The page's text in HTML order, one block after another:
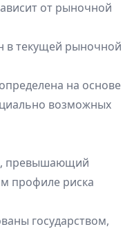
от рыночной
в текущей рыночной
на основе
возможных
превышающий
профиле риска
государством,